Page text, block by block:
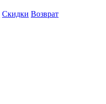
Скидки Возврат